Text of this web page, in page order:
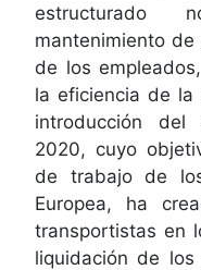
mantenimiento
de los
la eficiencia de la
introducción
2020, cuyo
de trabajo de
Europea, ha
transportistas en
liquidación de